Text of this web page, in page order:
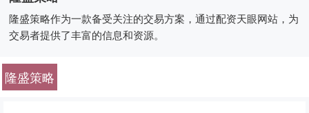
隆盛策略作为一款备受关注的交易方案，通过配资天眼网站，为
交易者提供了丰富的信息和资源。
隆盛策略